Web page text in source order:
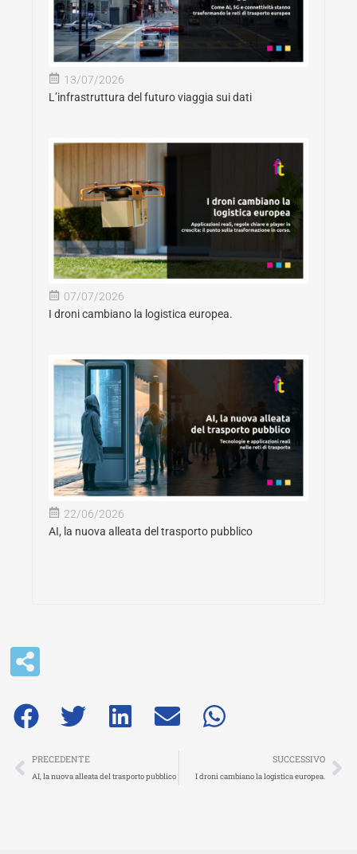
13/07/2026
L’infrastruttura del futuro viaggia sui dati
07/07/2026
I droni cambiano la logistica europea.
22/06/2026
AI, la nuova alleata del trasporto pubblico
Precedente
PRECEDENTE
AI, la nuova alleata del trasporto pubblico
SUCCESSIVO
I droni cambiano la logistica europea.